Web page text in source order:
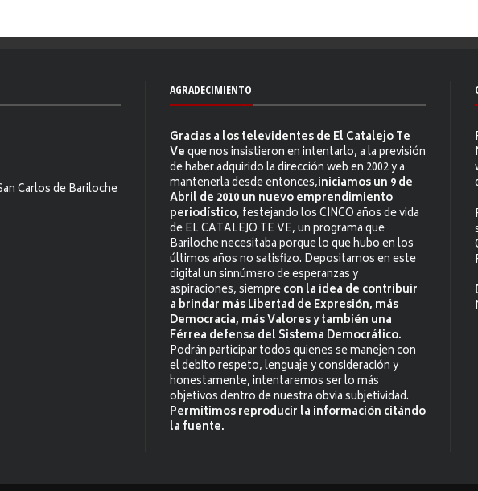
Carlos de Bariloche
AGRADECIMIENTO
Gracias a los televidentes de El Catalejo Te
Veque nos insistieron en intentarlo, a la previsión
de haber adquirido la dirección web en 2002 y a
mantenerla desde entonces,iniciamos un 9 de
Abril de 2010 un nuevo emprendimiento
periodístico, festejando los CINCO años de vida
de EL CATALEJO TE VE, un programa que
Bariloche necesitaba porque lo que hubo en los
últimos años no satisfizo. Depositamos en este
digital un sinnúmero de esperanzas y
aspiraciones, siemprecon la idea de contribuir
a brindar más Libertad de Expresión, más
Democracia, más Valores y también una
Férrea defensa del Sistema Democrático.
Podrán participar todos quienes se manejen con
el debito respeto, lenguaje y consideración y
honestamente, intentaremos ser lo más
objetivos dentro de nuestra obvia subjetividad.
Permitimos reproducir la información citándo
la fuente.